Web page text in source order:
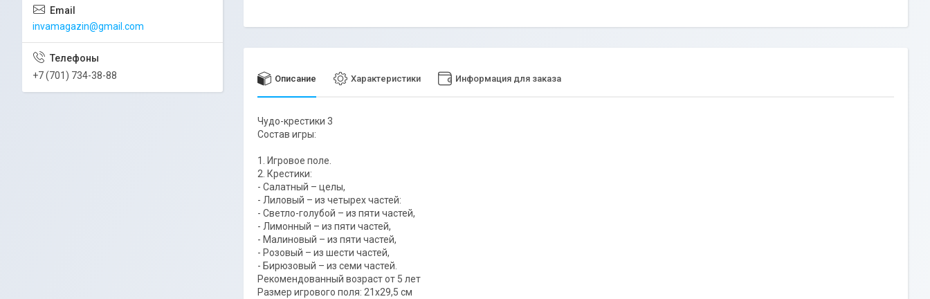
Описание Характеристики Информация для заказа
Чудо-крестики 3
Состав игры:
1. Игровое поле.
2. Крестики:
- Салатный – целы,
- Лиловый – из четырех частей:
- Светло-голубой – из пяти частей,
- Лимонный – из пяти частей,
- Малиновый – из пяти частей,
- Розовый – из шести частей,
- Бирюзовый – из семи частей.
Рекомендованный возраст от 5 лет
Размер игрового поля: 21х29,5 см
invamagazin@gmail.com
+7 (701) 734-38-88